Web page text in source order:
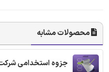
محصولات مشابه
جزوه استخدامی